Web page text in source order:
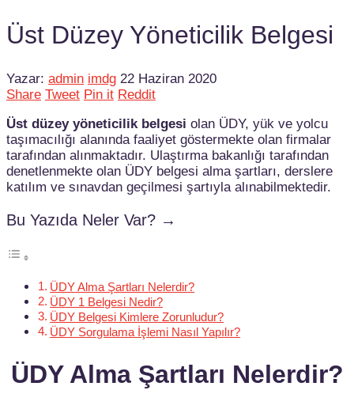
Üst Düzey Yöneticilik Belgesi
Yazar: admin imdg 22 Haziran 2020
Share Tweet Pin it Reddit
Üst düzey yöneticilik belgesi olan ÜDY, yük ve yolcu
taşımacılığı alanında faaliyet göstermekte olan firmalar
tarafından alınmaktadır. Ulaştırma bakanlığı tarafından
denetlenmekte olan ÜDY belgesi alma şartları, derslere
katılım ve sınavdan geçilmesi şartıyla alınabilmektedir.
Bu Yazıda Neler Var? →
ÜDY Alma Şartları Nelerdir?
ÜDY 1 Belgesi Nedir?
ÜDY Belgesi Kimlere Zorunludur?
ÜDY Sorgulama İşlemi Nasıl Yapılır?
ÜDY Alma Şartları Nelerdir?